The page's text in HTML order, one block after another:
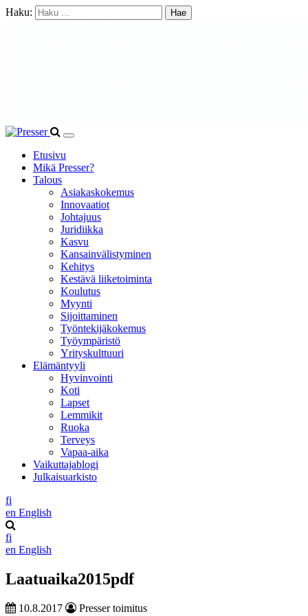
Haku:
Etusivu
Mikä Presser?
Talous
Asiakaskokemus
Innovaatiot
Johtajuus
Juridiikka
Kasvu
Kansainvälistyminen
Kehitys
Kestävä liiketoiminta
Koulutus
Myynti
Sijoittaminen
Työntekijäkokemus
Työympäristö
Yrityskulttuuri
Elämäntyyli
Hyvinvointi
Koti
Lapset
Lemmikit
Ruoka
Terveys
Vapaa-aika
Vaikuttajablogi
Julkaisuarkisto
fi
en English
fi
en English
Laatuaika2015pdf
10.8.2017 Presser toimitus